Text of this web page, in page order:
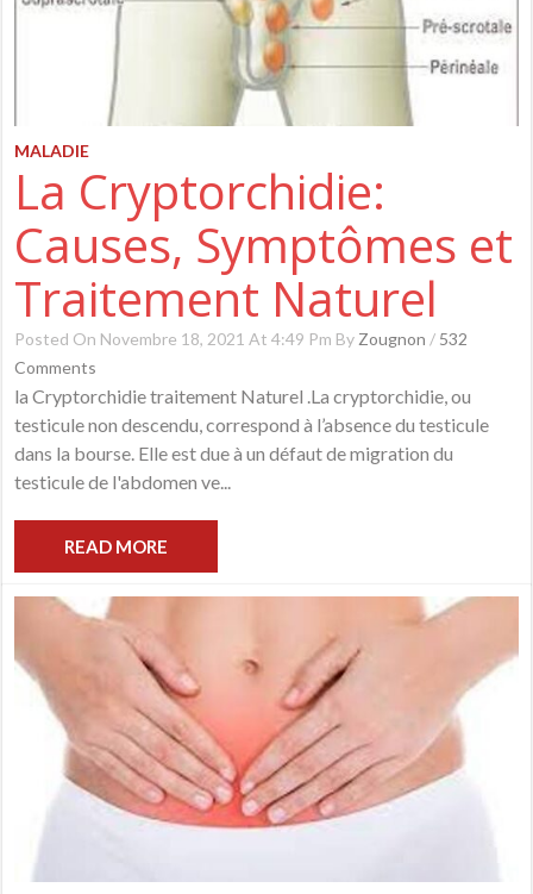
MALADIE
La Cryptorchidie:
Causes, Symptômes et
Traitement Naturel
Posted On Novembre 18, 2021 At 4:49 Pm By Zougnon / 532
Comments
la Cryptorchidie traitement Naturel .La cryptorchidie, ou
testicule non descendu, correspond à l’absence du testicule
dans la bourse. Elle est due à un défaut de migration du
testicule de l'abdomen ve...
READ MORE